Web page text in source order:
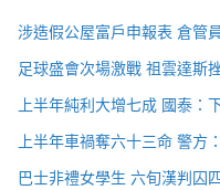
涉造假公屋富戶申報表 倉管
足球盛會次場激戰 祖雲達斯
上半年純利大增七成 國泰：
上半年車禍奪六十三命 警方
巴士非禮女學生 六旬漢判囚